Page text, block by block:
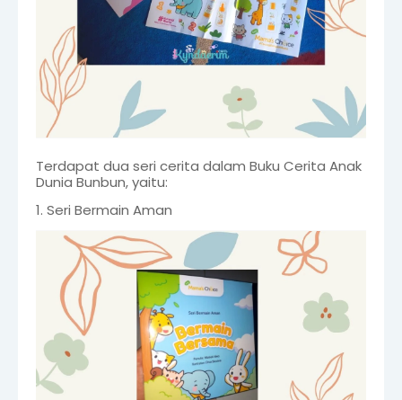
Terdapat dua seri cerita dalam Buku Cerita Anak
Dunia Bunbun, yaitu:
1. Seri Bermain Aman